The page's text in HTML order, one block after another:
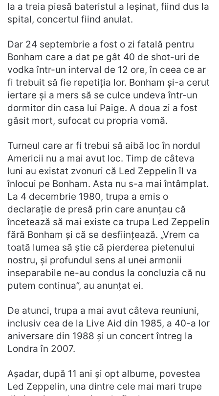
la a treia piesă bateristul a leșinat, fiind dus la
spital, concertul fiind anulat.
Dar 24 septembrie a fost o zi fatală pentru
Bonham care a dat pe gât 40 de shot-uri de
vodka într-un interval de 12 ore, în ceea ce ar
fi trebuit să fie repetiția lor. Bonham și-a cerut
iertare și a mers să se culce undeva într-un
dormitor din casa lui Paige. A doua zi a fost
găsit mort, sufocat cu propria vomă.
Turneul care ar fi trebui să aibă loc în nordul
Americii nu a mai avut loc. Timp de câteva
luni au existat zvonuri că Led Zeppelin îl va
înlocui pe Bonham. Asta nu s-a mai întâmplat.
La 4 decembrie 1980, trupa a emis o
declarație de presă prin care anunțau că
încetează să mai existe ca trupa Led Zeppelin
fără Bonham și că se desființează. „Vrem ca
toată lumea să știe că pierderea pietenului
nostru, și profundul sens al unei armonii
inseparabile ne-au condus la concluzia că nu
putem continua”, au anunțat ei.
De atunci, trupa a mai avut câteva reuniuni,
inclusiv cea de la Live Aid din 1985, a 40-a lor
aniversare din 1988 și un concert întreg la
Londra în 2007.
Așadar, după 11 ani și opt albume, povestea
Led Zeppelin, una dintre cele mai mari trupe